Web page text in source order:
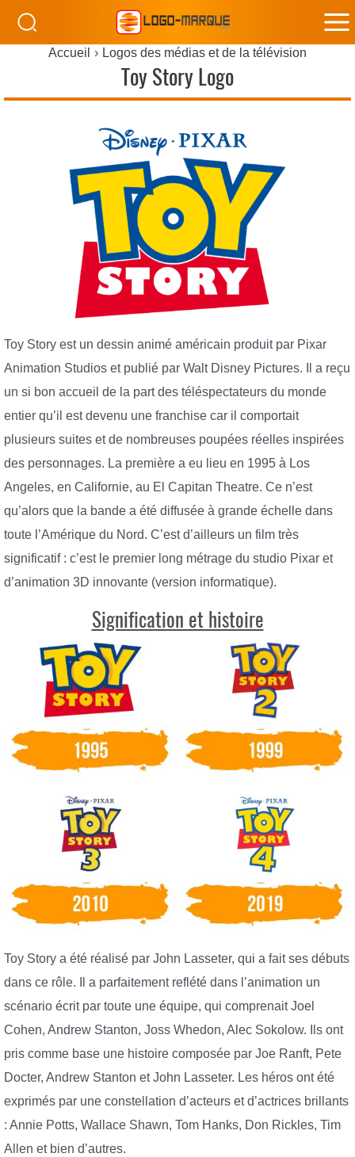
Accueil Logos des médias et de la télévision
Toy Story Logo
Toy Story est un dessin animé américain produit par Pixar
Animation Studios et publié par Walt Disney Pictures. Il a reçu
un si bon accueil de la part des téléspectateurs du monde
entier qu’il est devenu une franchise car il comportait
plusieurs suites et de nombreuses poupées réelles inspirées
des personnages. La première a eu lieu en 1995 à Los
Angeles, en Californie, au El Capitan Theatre. Ce n’est
qu’alors que la bande a été diffusée à grande échelle dans
toute l’Amérique du Nord. C’est d’ailleurs un film très
significatif : c’est le premier long métrage du studio Pixar et
d’animation 3D innovante (version informatique).
Signification et histoire
Toy Story a été réalisé par John Lasseter, qui a fait ses débuts
dans ce rôle. Il a parfaitement reflété dans l’animation un
scénario écrit par toute une équipe, qui comprenait Joel
Cohen, Andrew Stanton, Joss Whedon, Alec Sokolow. Ils ont
pris comme base une histoire composée par Joe Ranft, Pete
Docter, Andrew Stanton et John Lasseter. Les héros ont été
exprimés par une constellation d’acteurs et d’actrices brillants
: Annie Potts, Wallace Shawn, Tom Hanks, Don Rickles, Tim
Allen et bien d’autres.